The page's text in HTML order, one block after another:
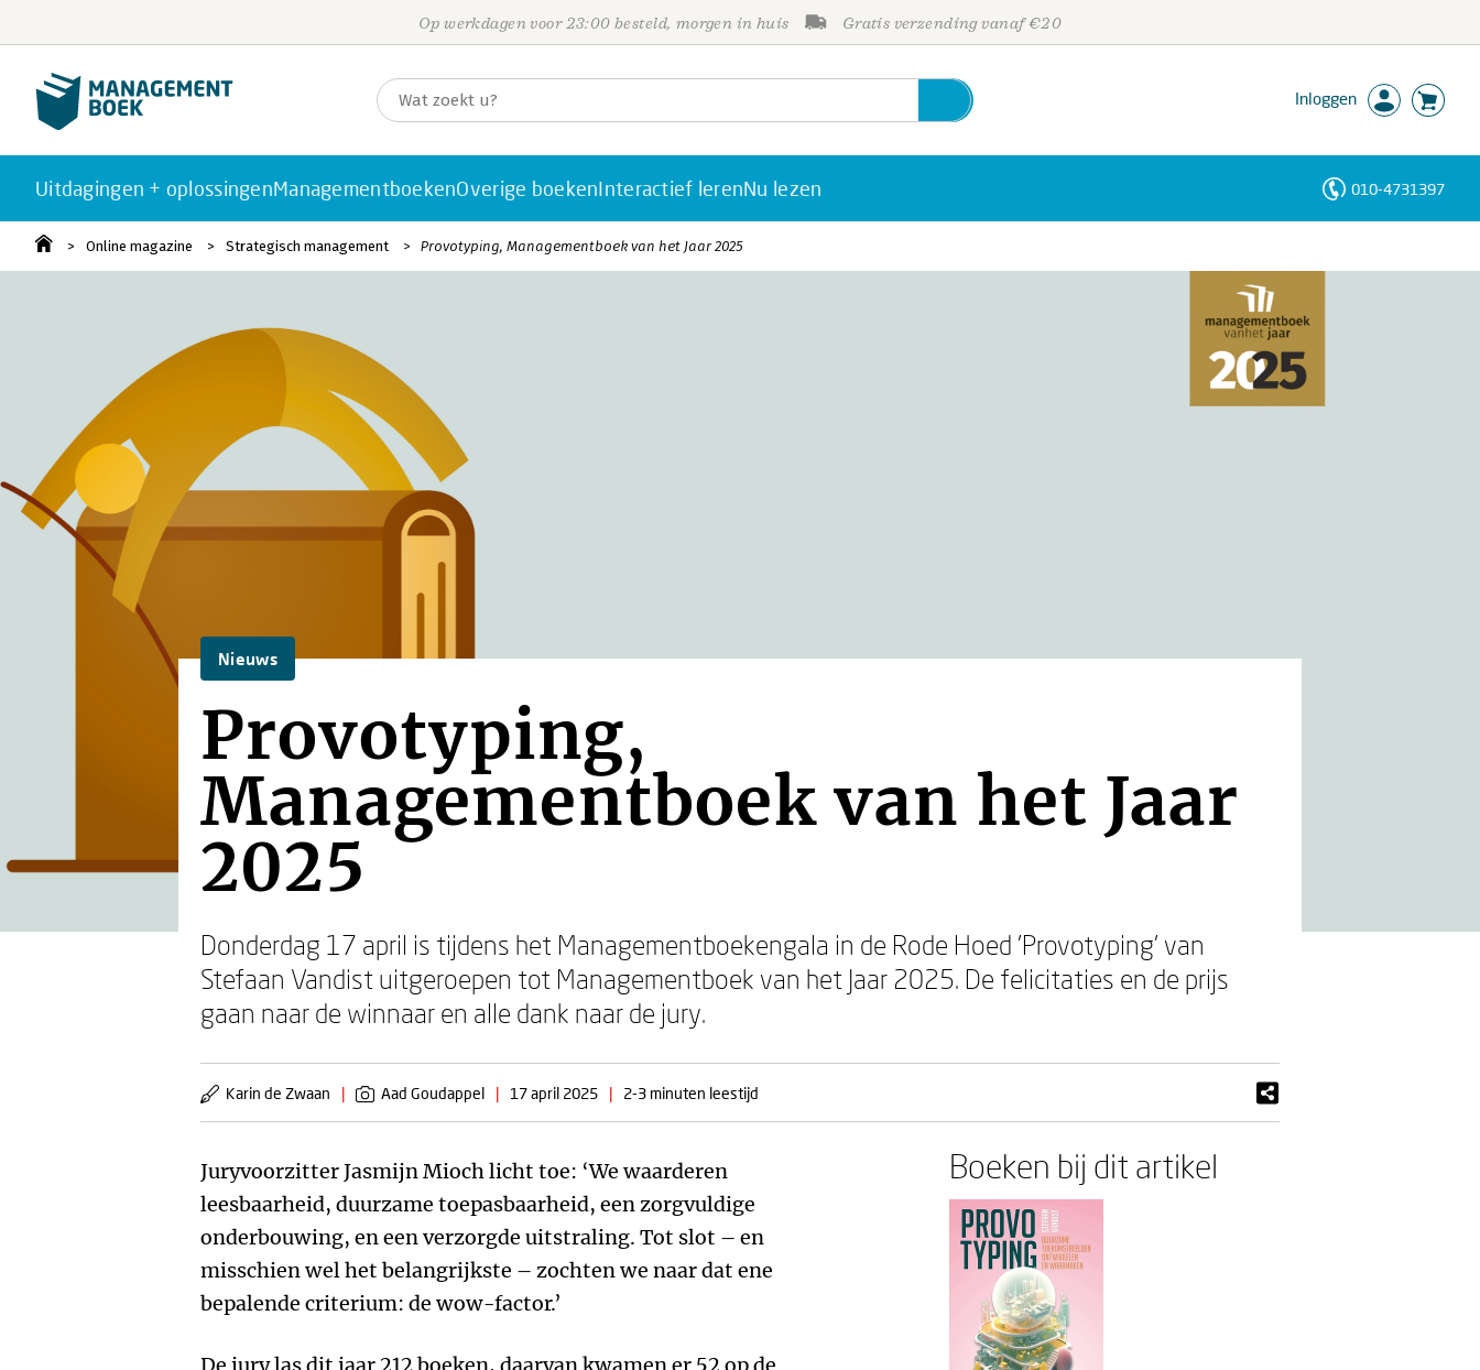
Op werkdagen voor 23:00 besteld, morgen in huis Gratis verzending vanaf €20
Inloggen
Uitdagingen + oplossingenManagementboekenOverige boekenInteractief lerenNu lezen 010-4731397
Online magazine Strategisch management Provotyping, Managementboek van het Jaar 2025
Nieuws
Provotyping,
Managementboek van het Jaar
2025
Donderdag 17 april is tijdens het Managementboekengala in de Rode Hoed 'Provotyping' van
Stefaan Vandist uitgeroepen tot Managementboek van het Jaar 2025. De felicitaties en de prijs
gaan naar de winnaar en alle dank naar de jury.
Karin de Zwaan | Aad Goudappel | 17 april 2025 | 2-3 minuten leestijd
Juryvoorzitter Jasmijn Mioch licht toe: ‘We waarderen
leesbaarheid, duurzame toepasbaarheid, een zorgvuldige
onderbouwing, en een verzorgde uitstraling. Tot slot – en
misschien wel het belangrijkste – zochten we naar dat ene
bepalende criterium: de wow-factor.’
Boeken bij dit artikel
Personen